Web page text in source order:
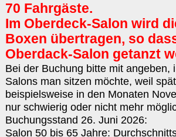
70 Fahrgäste.
Im Oberdeck-Salon wird
Boxen übertragen, so
Oberdack-Salon getanzt
Bei der Buchung bitte mit angeben,
Salons man sitzen möchte, weil
beispielsweise in den Monaten
nur schwierig oder nicht mehr
Buchungsstand 26. Juni 2026:
Salon 50 bis 65 Jahre: